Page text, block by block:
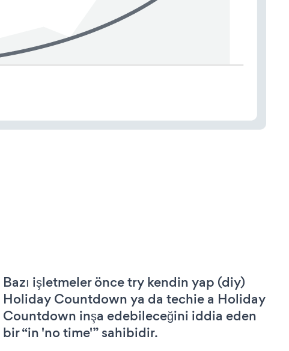
Bazı işletmeler önce try kendin yap (diy)
Holiday Countdown ya da techie a Holiday
Countdown inşa edebileceğini iddia eden
bir “in 'no time'” sahibidir.